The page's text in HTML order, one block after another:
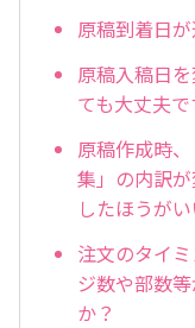
原稿到着日
原稿入稿日
ても大丈夫で
原稿作成時
集」の内訳
したほうが
注文のタイ
ジ数や部数
か？